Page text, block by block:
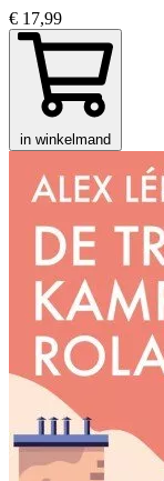
€ 17,99
in winkelmand